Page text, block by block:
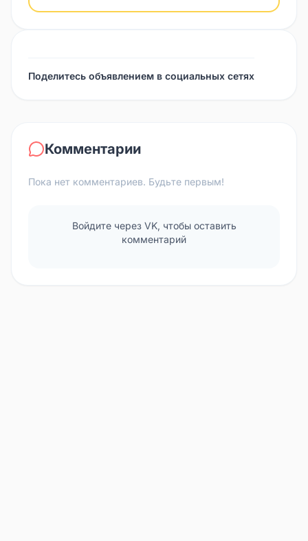
Поделитесь объявлением в социальных сетях
Комментарии
Пока нет комментариев. Будьте первым!
Войдите через VK, чтобы оставить
комментарий